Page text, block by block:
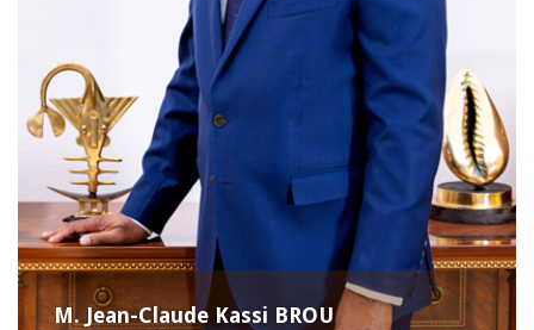
M. Jean-Claude Kassi BROU